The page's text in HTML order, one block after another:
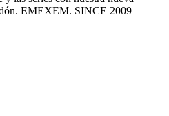
EMEXEM. SINCE 2009